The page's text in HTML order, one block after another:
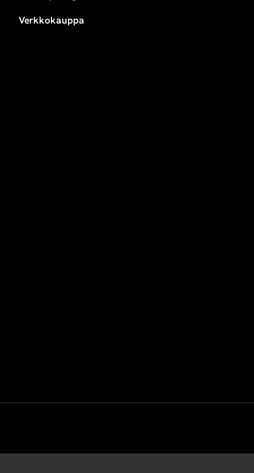
Verkkokauppa